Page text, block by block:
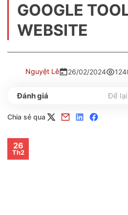
GOOGLE
WEBSITE
Nguyệt Lê 26/02/2024
Chia sẻ qua
26
Th2